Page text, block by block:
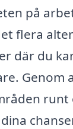
på
flera
där du
Genom
runt